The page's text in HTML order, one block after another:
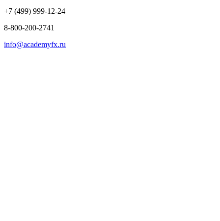
+7 (499) 999-12-24
8-800-200-2741
info@academyfx.ru